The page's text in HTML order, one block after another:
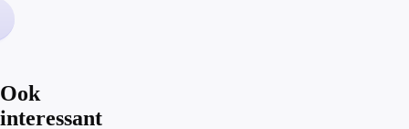
En dan die
Ook
interessant